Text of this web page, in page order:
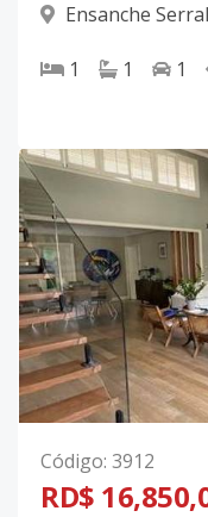
Ensanche
1 1 1
Código: 3912
RD$